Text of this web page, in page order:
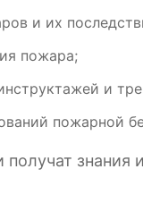
и их
пожара;
и
пожарной
получат